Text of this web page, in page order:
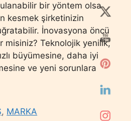
bir yöntem olsa
kesmek şirketinizin
İnovasyona öncü
misiniz? Teknolojik yenilik,
büyümesine, daha iyi
ve yeni sorunlara
, MARKA